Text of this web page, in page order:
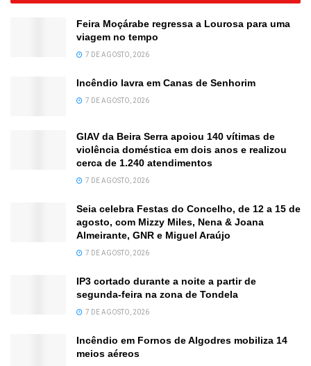
Feira Moçárabe regressa a Lourosa para uma
viagem no tempo
7 DE AGOSTO, 2026
Incêndio lavra em Canas de Senhorim
7 DE AGOSTO, 2026
GIAV da Beira Serra apoiou 140 vítimas de
violência doméstica em dois anos e realizou
cerca de 1.240 atendimentos
7 DE AGOSTO, 2026
Seia celebra Festas do Concelho, de 12 a 15 de
agosto, com Mizzy Miles, Nena & Joana
Almeirante, GNR e Miguel Araújo
7 DE AGOSTO, 2026
IP3 cortado durante a noite a partir de
segunda-feira na zona de Tondela
7 DE AGOSTO, 2026
Incêndio em Fornos de Algodres mobiliza 14
meios aéreos